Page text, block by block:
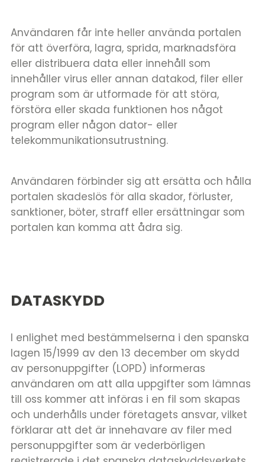
Användaren får inte heller använda portalen
för att överföra, lagra, sprida, marknadsföra
eller distribuera data eller innehåll som
innehåller virus eller annan datakod, filer eller
program som är utformade för att störa,
förstöra eller skada funktionen hos något
program eller någon dator- eller
telekommunikationsutrustning.
Användaren förbinder sig att ersätta och hålla
portalen skadeslös för alla skador, förluster,
sanktioner, böter, straff eller ersättningar som
portalen kan komma att ådra sig.
DATASKYDD
I enlighet med bestämmelserna i den spanska
lagen 15/1999 av den 13 december om skydd
av personuppgifter (LOPD) informeras
användaren om att alla uppgifter som lämnas
till oss kommer att införas i en fil som skapas
och underhålls under företagets ansvar, vilket
förklarar att det är innehavare av filer med
personuppgifter som är vederbörligen